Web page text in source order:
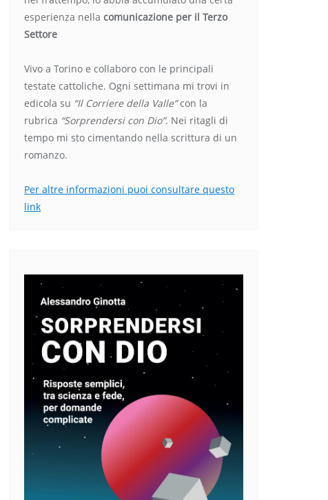
esperienza nella comunicazione per il Terzo
Settore
Vivo a Torino e collaboro con le principali
testate cattoliche. Ogni settimana mi trovi in
edicola su “Il Corriere della Valle”con la
rubrica “Sorprendersi con Dio”. Nei ritagli di
tempo mi sto cimentando nella scrittura di un
romanzo.
Per altre informazioni puoi consultare questo
link